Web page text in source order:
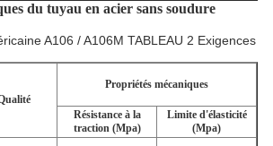
du tuyau en acier sans soudure
A106 / A106M TABLEAU 2 Exigences
Propriétés mécaniques
Résistance à la
traction (Mpa)
Limite d'élasticité
(Mpa)